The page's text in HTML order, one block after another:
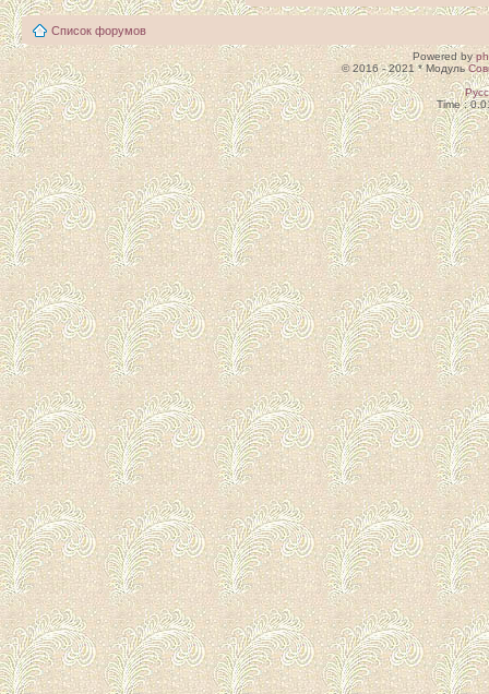
Список форумов
Powered by
© 2016 - 2021 * Модуль
Time :